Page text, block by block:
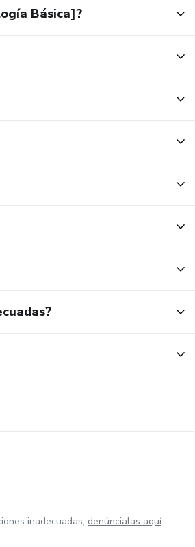
Básica]?
inadecuadas, denúncialas aquí